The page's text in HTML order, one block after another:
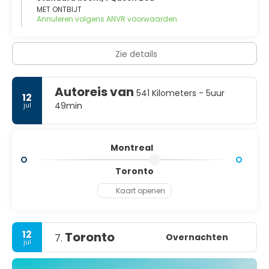
doel en strijd daarnaast op intense wijze voor het gebruik
van de Franse taal in de provincie.
MET ONTBIJT
Annuleren volgens ANVR voorwaarden
Zie details
12
jul
Autoreis van 541 Kilometers - 5uur
49min
Montreal
Toronto
Kaart openen
12
jul 7. Toronto Overnachten